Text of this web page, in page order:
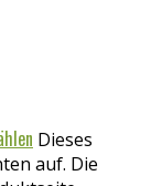
Dieses
auf. Die